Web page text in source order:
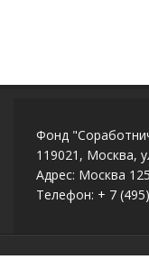
Фонд
119021, Москва,
Адрес: Москва
Телефон: + 7